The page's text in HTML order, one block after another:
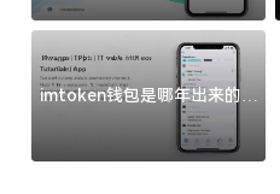
imtoken钱包是哪年出来的？
一文给你说清楚